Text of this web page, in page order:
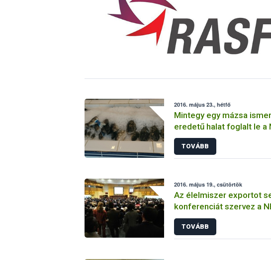
2016. május 23., hétfő
Mintegy egy mázsa
eredetű halat foglalt le a
szolgálata
TOVÁBB
2016. május 19., csütörtök
Az élelmiszer exportot
konferenciát szervez a
TOVÁBB